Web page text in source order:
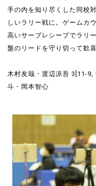
手の内を知り尽くした同校
しいラリー戦に。ゲームカ
高いサーブレシーブでラリ
盤のリードを守り切って歓
木村友哉・渡辺凉吾 3[11-
斗・岡本智心